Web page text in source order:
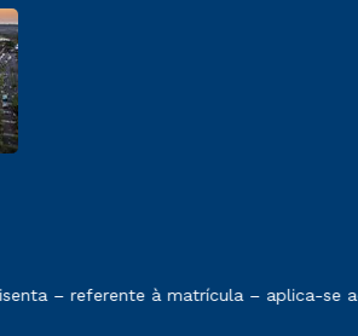
exposto no contrato de prestação de
– referente à matrícula – aplica-se